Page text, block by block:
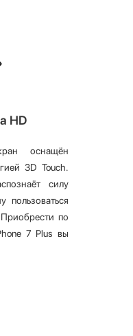
HD
оснащён
3D Touch.
силу
пользоваться
по
7 Plus вы